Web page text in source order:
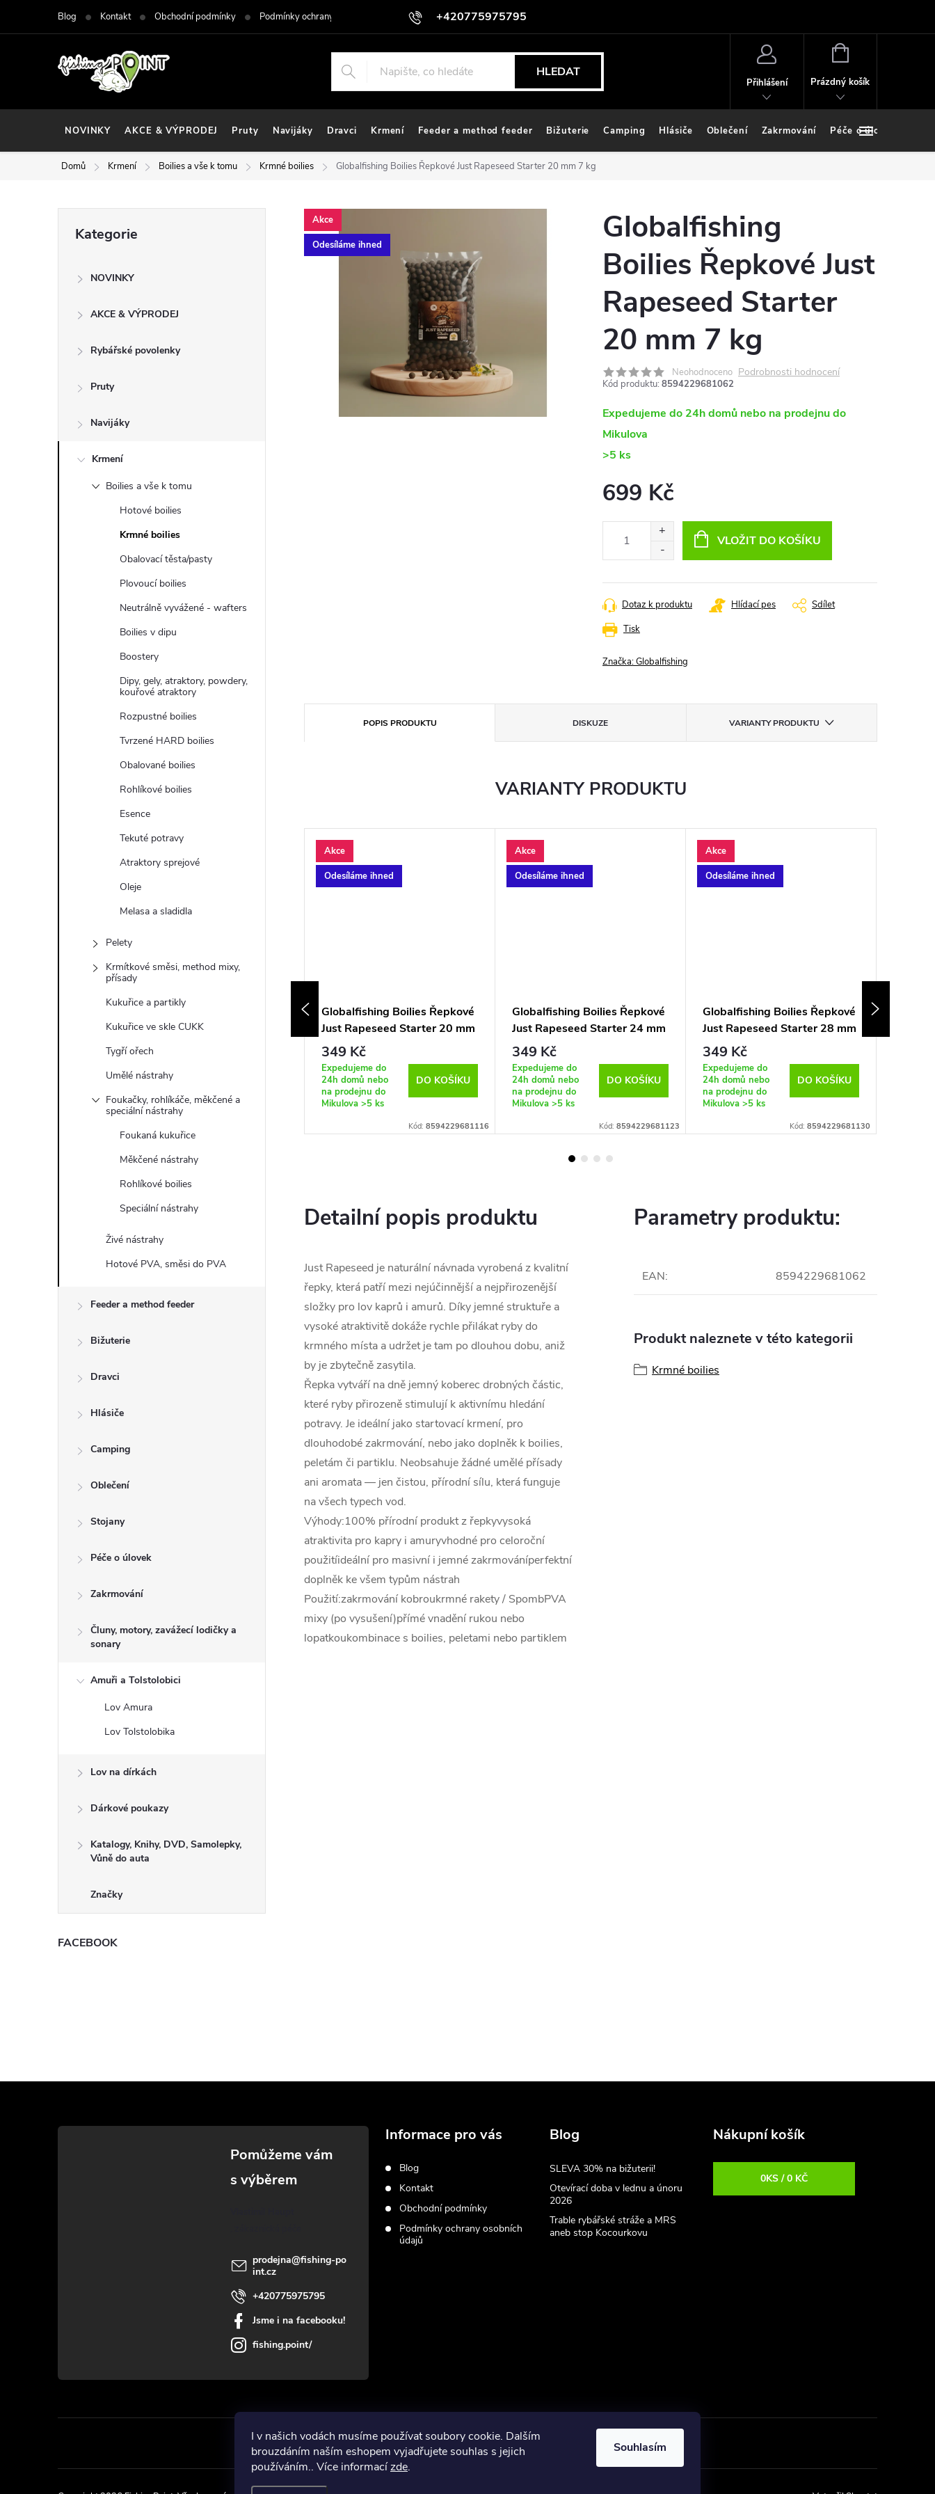
I v našich vodách musíme používat soubory cookie. Dalším
brouzdáním naším eshopem vyjadřujete souhlas s jejich
používáním.. Více informacízde.
Souhlasím
+420775975795
Blog Kontakt Obchodní podmínky Podmínky ochrany osobních údajů
HLEDAT
Přihlášení
NÁKUPNÍ
Prázdný košík
NOVINKY AKCE & VÝPRODEJ Pruty Navijáky Dravci Krmení Feeder a method feeder Bižuterie Camping Hlásiče Oblečení Zakrmování Péče o úlovek
Domů Krmení Boilies a vše k tomu Krmné boilies Globalfishing Boilies Řepkové Just Rapeseed Starter 20 mm 7 kg
n
kategorie
Kategorie
NOVINKY
AKCE & VÝPRODEJ
Rybářské povolenky
Pruty
Navijáky
Krmení
Boilies a vše k tomu
Hotové boilies
Krmné boilies
Obalovací těsta/pasty
Plovoucí boilies
Neutrálně vyvážené - wafters
Boilies v dipu
Boostery
Dipy, gely, atraktory, powdery,
kouřové atraktory
Rozpustné boilies
Tvrzené HARD boilies
Obalované boilies
Rohlíkové boilies
Esence
Tekuté potravy
Atraktory sprejové
Oleje
Melasa a sladidla
Pelety
Krmítkové směsi, method mixy,
přísady
Kukuřice a partikly
Kukuřice ve skle CUKK
Tygří ořech
Umělé nástrahy
Foukačky, rohlíkáče, měkčené a
speciální nástrahy
Foukaná kukuřice
Měkčené nástrahy
Rohlíkové boilies
Speciální nástrahy
Živé nástrahy
Hotové PVA, směsi do PVA
Feeder a method feeder
Bižuterie
Dravci
Hlásiče
Camping
Oblečení
Stojany
Péče o úlovek
Zakrmování
Čluny, motory, zavážecí lodičky a
sonary
Amuři a Tolstolobici
Lov Amura
Lov Tolstolobika
Lov na dírkách
Dárkové poukazy
Katalogy, Knihy, DVD, Samolepky,
Vůně do auta
Značky
FACEBOOK
Akce
Odesíláme ihned
Globalfishing
Boilies Řepkové Just
Rapeseed Starter
20 mm 7 kg
Neohodnoceno Podrobnosti hodnocení
Kód produktu: 8594229681062
Expedujeme do 24h domů nebo na prodejnu do
Mikulova
>5 ks
699 Kč
VLOŽIT DO KOŠÍKU
Tisk
Dotaz k produktu Hlídací pes Sdílet
Značka:Globalfishing
POPIS PRODUKTU DISKUZE VARIANTY PRODUKTU
VARIANTY PRODUKTU
Globalfishing Boilies Řepkové
Just Rapeseed Starter 24 mm
7 kg
699 Kč
Expedujeme do
24h domů nebo
Mikulova5 ks
Akce
Odesíláme ihned
Globalfishing Boilies Řepkové
Just Rapeseed Starter 20 mm
3 kg
349 Kč
Expedujeme do
24h domů nebo
na prodejnu do
Mikulova >5 ks
DO KOŠÍKU
Kód: 8594229681116
Akce
Odesíláme ihned
Globalfishing Boilies Řepkové
Just Rapeseed Starter 24 mm
3 kg
349 Kč
Expedujeme do
24h domů nebo
na prodejnu do
Mikulova >5 ks
DO KOŠÍKU
Kód: 8594229681123
Akce
Odesíláme ihned
Globalfishing Boilies Řepkové
Just Rapeseed Starter 28 mm
3 kg
349 Kč
Expedujeme do
24h domů nebo
na prodejnu do
Mikulova >5 ks
DO KOŠÍKU
Kód: 8594229681130
Detailní popis produktu
Just Rapeseed je naturální návnada vyrobená z kvalitní
řepky, která patří mezi nejúčinnější a nejpřirozenější
složky pro lov kaprů i amurů. Díky jemné struktuře a
vysoké atraktivitě dokáže rychle přilákat ryby do
krmného místa a udržet je tam po dlouhou dobu, aniž
by je zbytečně zasytila.
Řepka vytváří na dně jemný koberec drobných částic,
které ryby přirozeně stimulují k aktivnímu hledání
potravy. Je ideální jako startovací krmení, pro
dlouhodobé zakrmování, nebo jako doplněk k boilies,
peletám či partiklu. Neobsahuje žádné umělé přísady
ani aromata — jen čistou, přírodní sílu, která funguje
na všech typech vod.
Výhody:100% přírodní produkt z řepkyvysoká
atraktivita pro kapry i amuryvhodné pro celoroční
použitíideální pro masivní i jemné zakrmováníperfektní
doplněk ke všem typům nástrah
Použití:zakrmování kobroukrmné rakety / SpombPVA
mixy (po vysušení)přímé vnadění rukou nebo
lopatkoukombinace s boilies, peletami nebo partiklem
Parametry produktu:
EAN: 8594229681062
Produkt naleznete v této kategorii
Krmné boilies
prodejna@fishing-po
int.cz
+420775975795
Jsme i na facebooku!
fishing.point/
Informace pro vás
Blog
Kontakt
Obchodní podmínky
Podmínky ochrany osobních
údajů
Blog
SLEVA 30% na bižuterii!
Otevírací doba v lednu a únoru
2026
Trable rybářské stráže a MRS
aneb stop Kocourkovu
Nákupní košík
0KS /0 KČ